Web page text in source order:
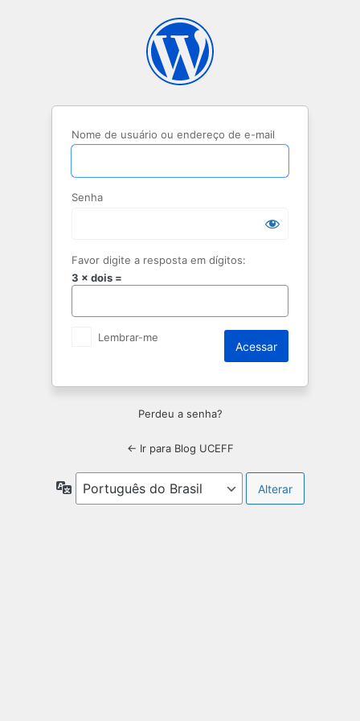
Nome de usuário ou endereço de e-mail
Senha
Favor digite a resposta em dígitos:
3 × dois =
Lembrar-me
Perdeu a senha?
← Ir para Blog UCEFF
Idioma